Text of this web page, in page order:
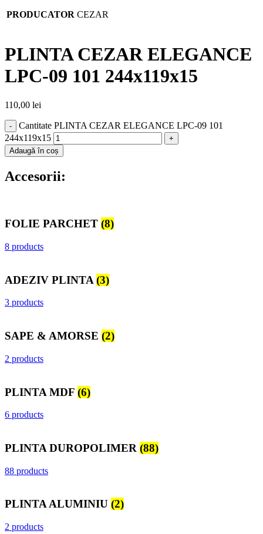
PRODUCATOR CEZAR
PLINTA CEZAR ELEGANCE
LPC-09 101 244x119x15
110,00 lei
Cantitate PLINTA CEZAR ELEGANCE LPC-09 101
244x119x15
Adaugă în coș
Accesorii:
FOLIE PARCHET (8)
8 products
ADEZIV PLINTA (3)
3 products
SAPE & AMORSE (2)
2 products
PLINTA MDF (6)
6 products
PLINTA DUROPOLIMER (88)
88 products
PLINTA ALUMINIU (2)
2 products